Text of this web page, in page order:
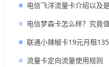
电信飞洋流量卡介绍以及
电信梦森卡怎么样？究竟
联通小辣椒卡19元月租
流量卡定向流量使用规则